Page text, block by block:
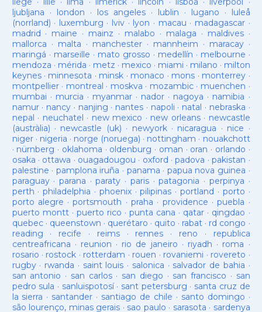
ljubljana · london · los angeles· lublin · lugano · luleå
(norrland) · luxemburg · lviv · lyon · macau · madagascar·
madrid · maine · mainz · malabo · malaga · maldives·
mallorca · malta · manchester· mannheim · maracay·
maringá · marseille · mato grosso · medellín · melbourne ·
mendoza · mérida · metz · mexico · miami · milano · milton
keynes· minnesota · minsk · monaco · mons · monterrey ·
montpellier· montreal · moskva · mozambic· muenchen ·
mumbai · murcia · myanmar· nador · nagoya · namibia ·
namur· nancy · nanjing · nantes · napoli · natal · nebraska ·
nepal · neuchatel · new mexico · new orleans· newcastle
(austràlia) · newcastle (uk) · newyork· nicaragua · nice ·
niger· nigeria · norge (noruega) · nottingham · nouakchott
· nürnberg · oklahoma · oldenburg · oman · oran · orlando ·
osaka · ottawa · ouagadougou · oxford ·padova ·pakistan ·
palestine · pamplona iruña · panama · papua nova guinea ·
paraguay· parana ·paraty · paris·patagonia · perpinya ·
perth ·philadelphia · phoenix·pilipinas ·portland · porto ·
porto alegre ·portsmouth ·praha · providence ·puebla ·
puerto montt· puerto rico ·punta cana · qatar · qingdao ·
quebec· queenstown · querétaro · quito · rabat · rd congo ·
reading · recife · reims· rennes · reno · republica
centreafricana · reunion · rio de janeiro · riyadh · roma ·
rosario · rostock · rotterdam · rouen · rovaniemi · rovereto ·
rugby· rwanda · saint louis · salonica · salvador de bahia ·
san antonio · san carlos· san diego · san francisco · san
pedro sula · sanluispotosí· sant petersburg · santa cruz de
la sierra · santander · santiago de chile · santo domingo ·
são lourenço, minas gerais · sao paulo · sarasota · sardenya